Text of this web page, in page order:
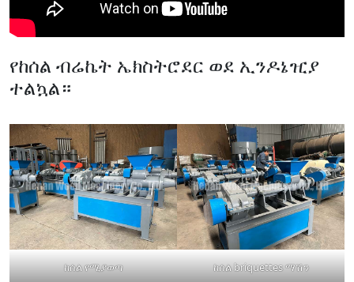
የከሰል ብሬኬት ኤክስትሮደር ወደ ኢንዶኔዢያ
ተልኳል።
ከሰል የሚያወጣ ከሰል briquettes ማሽን